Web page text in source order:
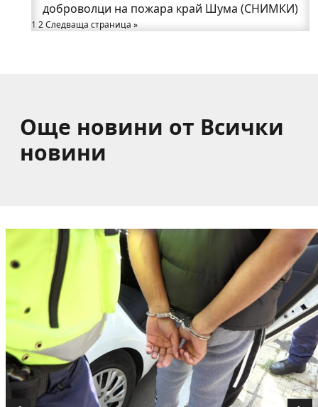
пред живота в чужбина? (ВИДЕО)
Родов оброк събра поколения под старата круша
доброволци на пожара край Шума (СНИМКИ)
1 2Следваща страница »
Още новини от Всички
новини